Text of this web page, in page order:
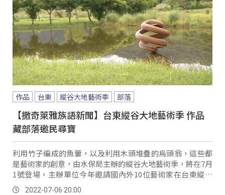
作品 台東 縱谷大地藝術季 部落
【撒奇萊雅族語新聞】台東縱谷大地藝術季 作品
藏部落邀民尋寶
利用竹子編成的魚簍，以及利用木頭堆疊的烏頭翁，這些都
是藝術家的創意，由水保局主辦的縱谷大地藝術季，將在7月
1號登場，主辦單位今年邀請國內外10位藝術家在台東縱谷
借景創作，10件作品分別設置關山、鹿野跟...。
2022-07-06 20:00